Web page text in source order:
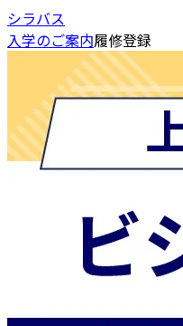
シラバス
入学のご案内履修登録